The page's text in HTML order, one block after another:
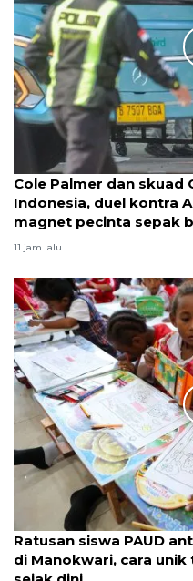
Cole Palmer dan skuad
Indonesia, duel kontra
magnet pecinta sepak
11 jam lalu
Ratusan siswa PAUD
di Manokwari, cara